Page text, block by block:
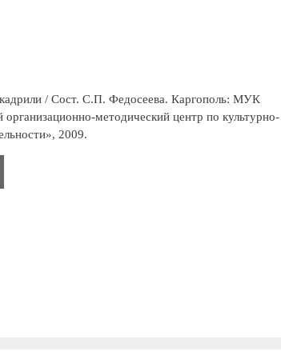
кадрили / Сост. С.П. Федосеева. Каргополь: МУК
организационно-методический центр по культурно-
2009.